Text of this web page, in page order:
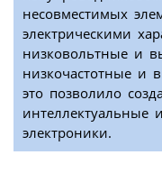
несовместимых
электрическими
низковольтные и
низкочастотные и
это позволило
интеллектуальные
электроники.